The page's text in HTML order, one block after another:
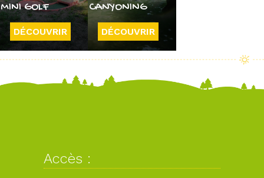
MINI GOLF
DÉCOUVRIR
CANYONING
DÉCOUVRIR
Accès :